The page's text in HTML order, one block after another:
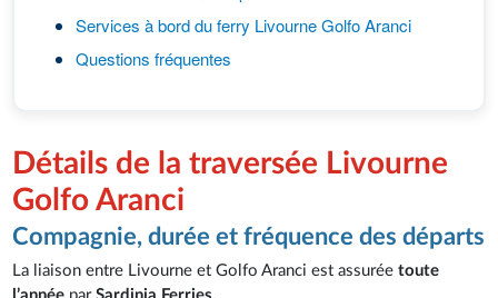
Services à bord du ferry Livourne Golfo Aranci
Questions fréquentes
Détails de la traversée Livourne
Golfo Aranci
Compagnie, durée et fréquence des départs
La liaison entre Livourne et Golfo Aranci est assuréetoute